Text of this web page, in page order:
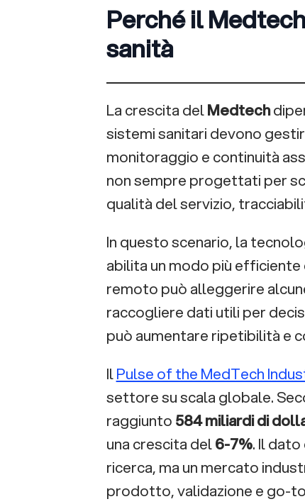
Perché il
sanità
La crescita delMedtech
sistemi sanitari devono
monitoraggio e continuità
non sempre progettati per
qualità del servizio,
In questo scenario, la
abilita un modo più
remoto può alleggerire
raccogliere dati utili per
può aumentare ripetibilità e
IlPulse of the MedTech
settore su scala globale.
raggiunto 584 miliardi di
una crescita del6-7%. Il
ricerca, ma un mercato
prodotto, validazione e go-